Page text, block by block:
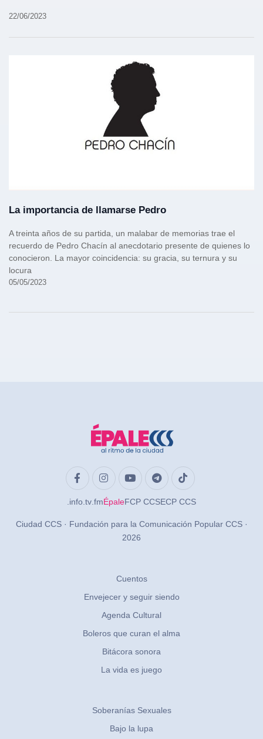
22/06/2023
La importancia de llamarse Pedro
A treinta años de su partida, un malabar de memorias trae el
recuerdo de Pedro Chacín al anecdotario presente de quienes lo
conocieron. La mayor coincidencia: su gracia, su ternura y su
locura
05/05/2023
.info .tv .fmÉpaleFCP CCSECP CCS
Ciudad CCS · Fundación para la Comunicación Popular CCS ·
2026
Cuentos
Envejecer y seguir siendo
Agenda Cultural
Boleros que curan el alma
Bitácora sonora
La vida es juego
Soberanías Sexuales
Bajo la lupa